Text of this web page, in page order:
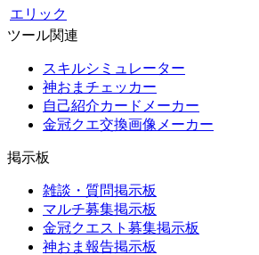
エリック
ツール関連
スキルシミュレーター
神おまチェッカー
自己紹介カードメーカー
金冠クエ交換画像メーカー
掲示板
雑談・質問掲示板
マルチ募集掲示板
金冠クエスト募集掲示板
神おま報告掲示板